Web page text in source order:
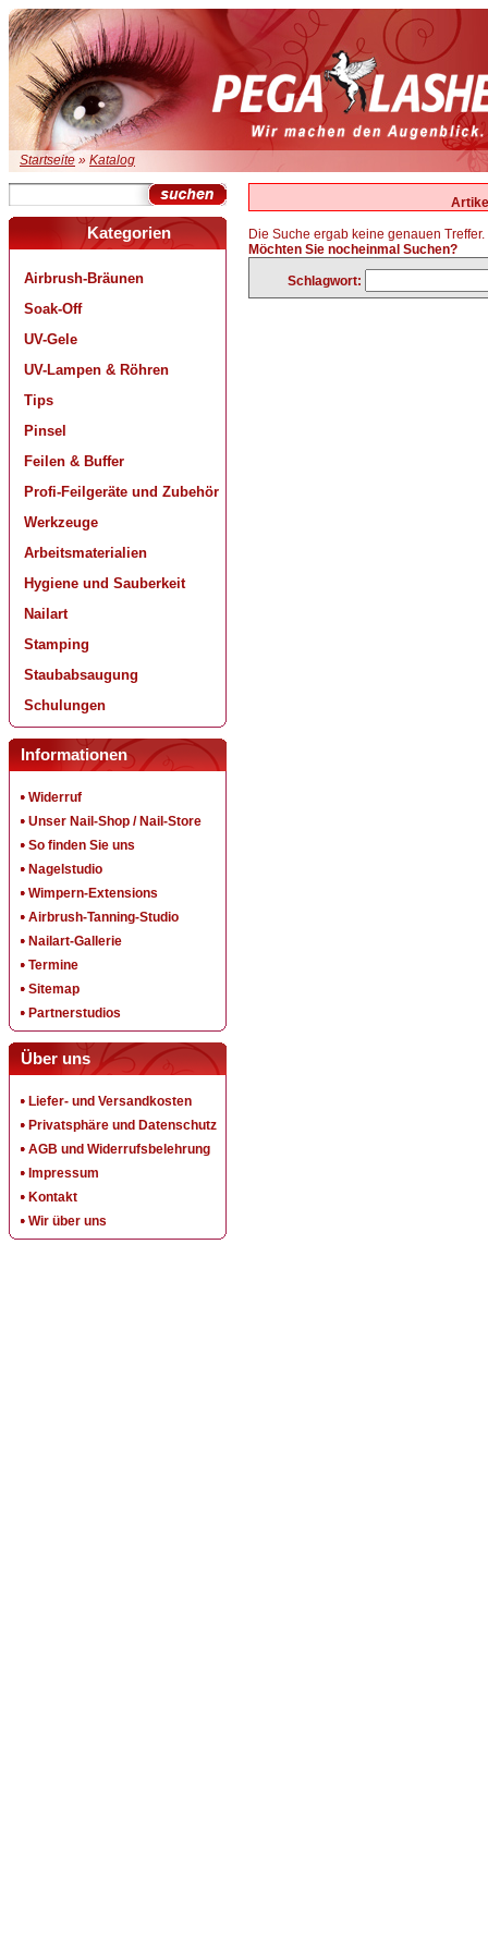
Startseite » Katalog
Kategorien
Airbrush-Bräunen
Soak-Off
UV-Gele
UV-Lampen & Röhren
Tips
Pinsel
Feilen & Buffer
Profi-Feilgeräte und Zubehör
Werkzeuge
Arbeitsmaterialien
Hygiene und Sauberkeit
Nailart
Stamping
Staubabsaugung
Schulungen
Informationen
Widerruf
Unser Nail-Shop / Nail-Store
So finden Sie uns
Nagelstudio
Wimpern-Extensions
Airbrush-Tanning-Studio
Nailart-Gallerie
Termine
Sitemap
Partnerstudios
Über uns
Liefer- und Versandkosten
Privatsphäre und Datenschutz
AGB und Widerrufsbelehrung
Impressum
Kontakt
Wir über uns
Die Suche ergab keine genauen Treffer.
Möchten Sie nocheinmal Suchen?
Schlagwort: